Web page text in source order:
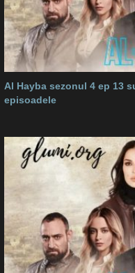
Al Hayba sezonul 4 ep 13
episoadele